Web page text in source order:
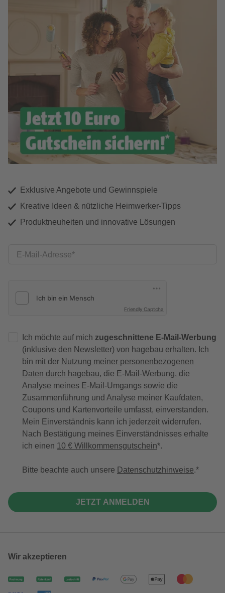
Exklusive Angebote und Gewinnspiele
Kreative Ideen & nützliche Heimwerker-Tipps
Produktneuheiten und innovative Lösungen
E-Mail-Adresse
Friendly Captcha
Ich möchte auf mich zugeschnittene E-Mail-Werbung
(inklusive den Newsletter) von hagebau erhalten. Ich
bin mit der Nutzung meiner personenbezogenen
Daten durch hagebau, die E-Mail-Werbung, die
Analyse meines E-Mail-Umgangs sowie die
Zusammenführung und Analyse meiner Kaufdaten,
Coupons und Kartenvorteile umfasst, einverstanden.
Mein Einverständnis kann ich jederzeit widerrufen.
Nach Bestätigung meines Einverständnisses erhalte
ich einen 10 € Willkommensgutschein*.
Bitte beachte auch unsere Datenschutzhinweise.
JETZT ANMELDEN
Wir akzeptieren